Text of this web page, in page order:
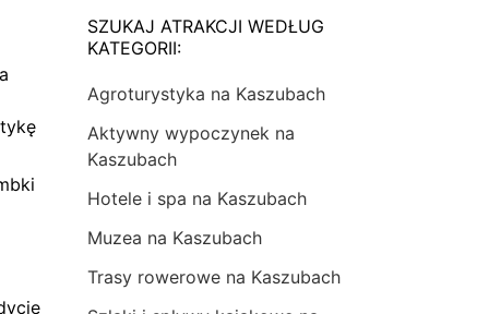
SZUKAJ ATRAKCJI WEDŁUG
KATEGORII:
Agroturystyka na Kaszubach
Aktywny wypoczynek na
Kaszubach
Hotele i spa na Kaszubach
Muzea na Kaszubach
Trasy rowerowe na Kaszubach